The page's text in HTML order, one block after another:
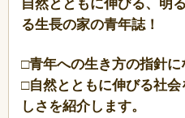
自然とともに伸びる、明
る生長の家の青年誌！
□青年への生き方の指針に
□自然とともに伸びる社
しさを紹介します。